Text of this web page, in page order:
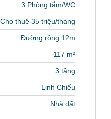
3 Phòng tắm/WC
Cho thuê 35 triệu/tháng
Đường rộng 12m
117 m²
3 tầng
Linh Chiểu
Nhà đất